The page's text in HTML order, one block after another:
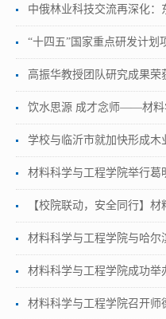
中俄林业科技交流再深化
“十四五”国家重点研发计划
高振华教授团队研究成果荣
饮水思源 成才念师——材料
学校与临沂市就加快形成
材料科学与工程学院举行葛
【校院联动，安全同行】
材料科学与工程学院与哈
材料科学与工程学院成功
材料科学与工程学院召开